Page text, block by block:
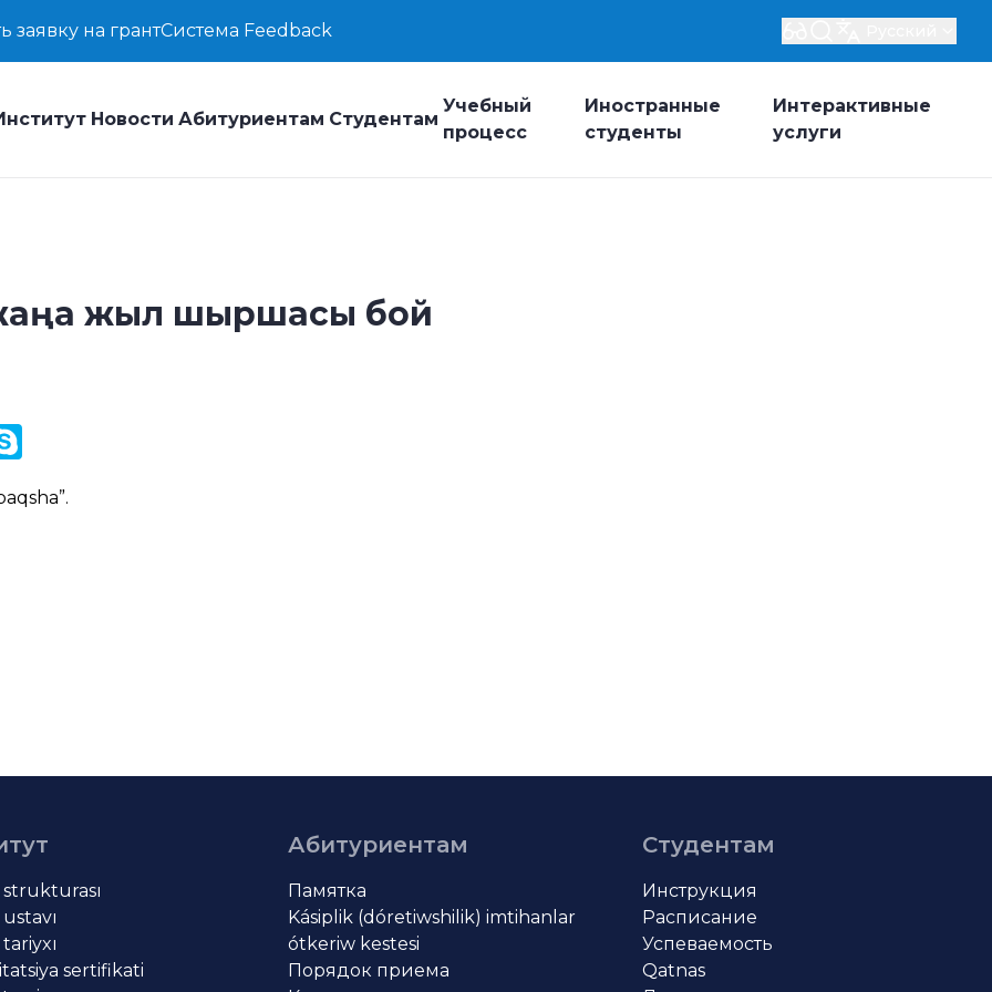
заявку на грантСистема Feedback
Новости Абитуриентам Студентам
Учебный
процесс
Иностранные
студенты
Интерактивные
услуги
жаңа жыл шыршасы бой
”.
sertifikati
Абитуриентам
Памятка
Kásiplik (dóretiwshilik) imtihanlar
ótkeriw kestesi
Порядок приема
Студентам
Инструкция
Расписание
Успеваемость
Qatnas